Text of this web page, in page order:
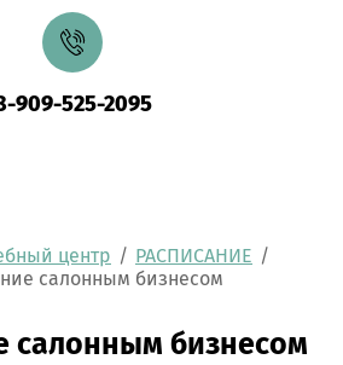
909-525-2095
центр / РАСПИСАНИЕ /
салонным бизнесом
салонным бизнесом